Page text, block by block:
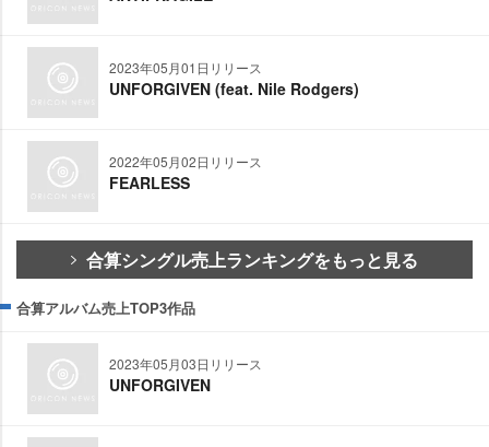
2023年05月01日リリース
UNFORGIVEN (feat. Nile Rodgers)
2022年05月02日リリース
FEARLESS
合算シングル売上ランキングをもっと見る
合算アルバム売上TOP3作品
2023年05月03日リリース
UNFORGIVEN